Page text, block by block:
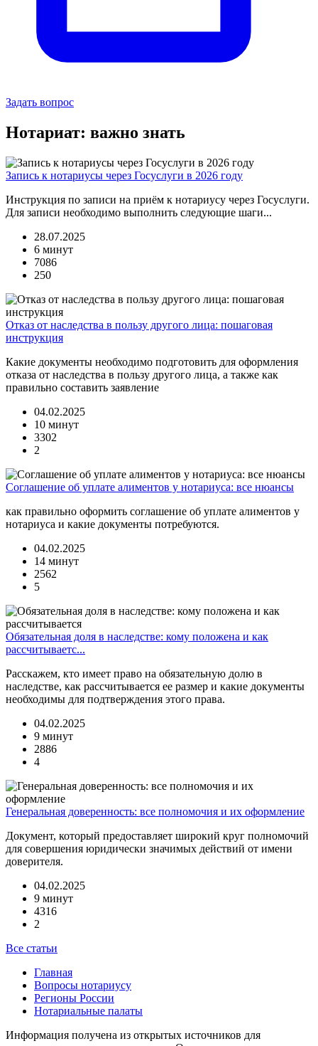
Задать вопрос
Нотариат: важно знать
Запись к нотариусы через Госуслуги в 2026 году
Инструкция по записи на приём к нотариусу через Госуслуги.
Для записи необходимо выполнить следующие шаги...
28.07.2025
6 минут
7086
250
Отказ от наследства в пользу другого лица: пошаговая
инструкция
Какие документы необходимо подготовить для оформления
отказа от наследства в пользу другого лица, а также как
правильно составить заявление
04.02.2025
10 минут
3302
2
Соглашение об уплате алиментов у нотариуса: все нюансы
как правильно оформить соглашение об уплате алиментов у
нотариуса и какие документы потребуются.
04.02.2025
14 минут
2562
5
Обязательная доля в наследстве: кому положена и как
рассчитываетс...
Расскажем, кто имеет право на обязательную долю в
наследстве, как рассчитывается ее размер и какие документы
необходимы для подтверждения этого права.
04.02.2025
9 минут
2886
4
Генеральная доверенность: все полномочия и их оформление
Документ, который предоставляет широкий круг полномочий
для совершения юридически значимых действий от имени
доверителя.
04.02.2025
9 минут
4316
2
Все статьи
Главная
Вопросы нотариусу
Регионы России
Нотариальные палаты
Информация получена из открытых источников для